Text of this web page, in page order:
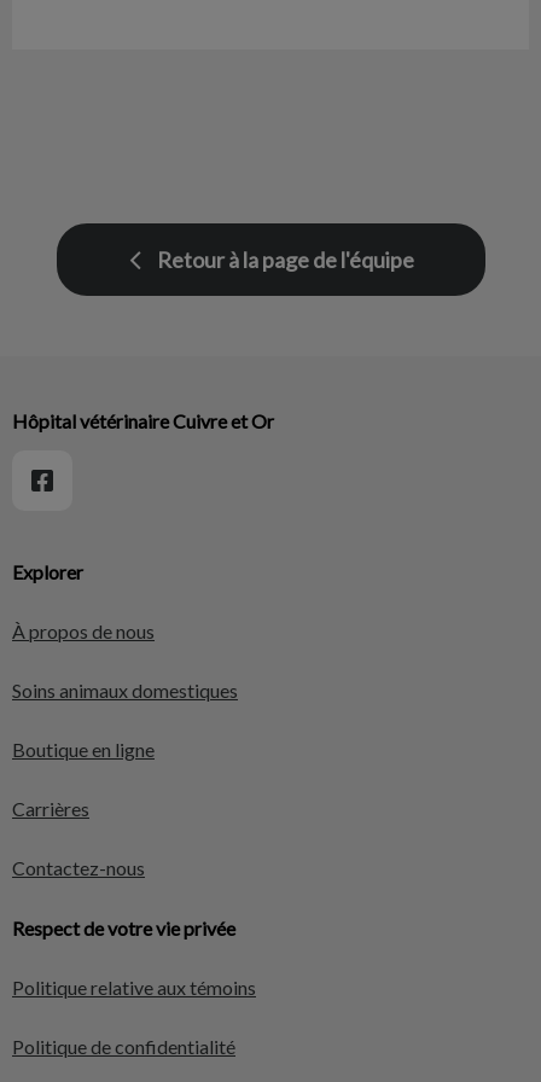
Retour à la page de l'équipe
Explorer
À propos de nous
Soins animaux domestiques
Boutique en ligne
Carrières
Contactez-nous
Respect de votre vie privée
Politique relative aux témoins
Politique de confidentialité
Hôpital vétérinaire Cuivre et Or